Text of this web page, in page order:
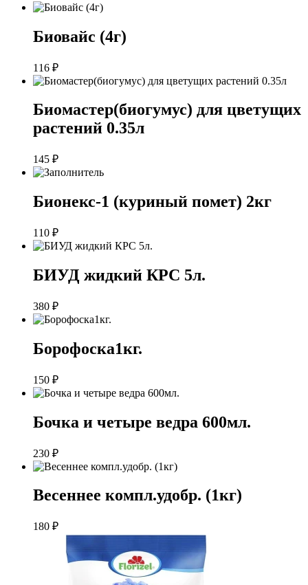
Биовайс (4г)
116 ₽
Биомастер(биогумус) для цветущих
растений 0.35л
145 ₽
Бионекс-1 (куриный помет) 2кг
110 ₽
БИУД жидкий КРС 5л.
380 ₽
Борофоска1кг.
150 ₽
Бочка и четыре ведра 600мл.
230 ₽
Весеннее компл.удобр. (1кг)
180 ₽